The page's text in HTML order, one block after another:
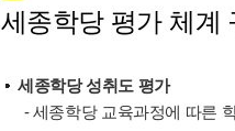
세종학당 평가 체계
세종학당 성취도 평가
- 세종학당 교육과정에 따른